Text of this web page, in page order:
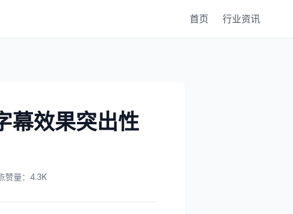
首页 行业资讯
幕效果突出性
赞量：4.3K